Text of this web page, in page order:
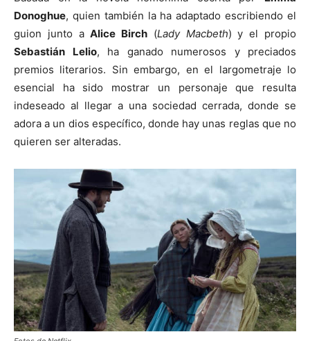
Donoghue, quien también la ha adaptado escribiendo el
guion junto aAlice Birch (Lady Macbeth) y el propio
Sebastián Lelio, ha ganado numerosos y preciados
premios literarios. Sin embargo, en el largometraje lo
esencial ha sido mostrar un personaje que resulta
indeseado al llegar a una sociedad cerrada, donde se
adora a un dios específico, donde hay unas reglas que no
quieren ser alteradas.